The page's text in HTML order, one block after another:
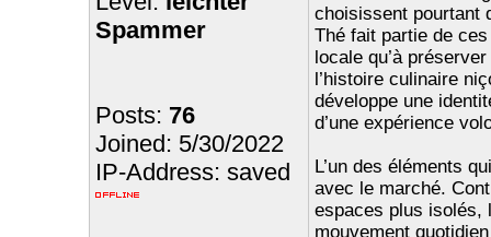
Spammer
Posts: 76
Joined: 5/30/2022
IP-Address: saved
choisissent pourtant
Thé fait partie de
locale qu’à
l’histoire culinaire
développe une
d’une expérience
L’un des éléments
avec le marché.
espaces plus isolés,
mouvement